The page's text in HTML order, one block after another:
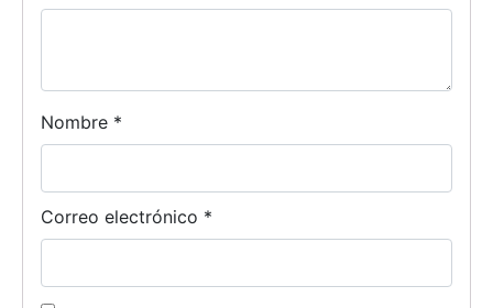
Nombre *
Correo electrónico *